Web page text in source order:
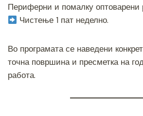
Периферни и помалку оптоварени
Чистење 1 пат неделно.
Во програмата се наведени
точна површина и пресметка на
работа.